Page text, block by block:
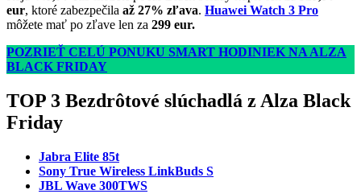
eur, ktoré zabezpečila až 27% zľava. Huawei Watch 3 Pro
môžete mať po zľave len za 299 eur.
POZRIEŤ CELÚ PONUKU SMART HODINIEK NA ALZA
BLACK FRIDAY
TOP 3 Bezdrôtové slúchadlá z Alza Black
Friday
Jabra Elite 85t
Sony True Wireless LinkBuds S
JBL Wave 300TWS